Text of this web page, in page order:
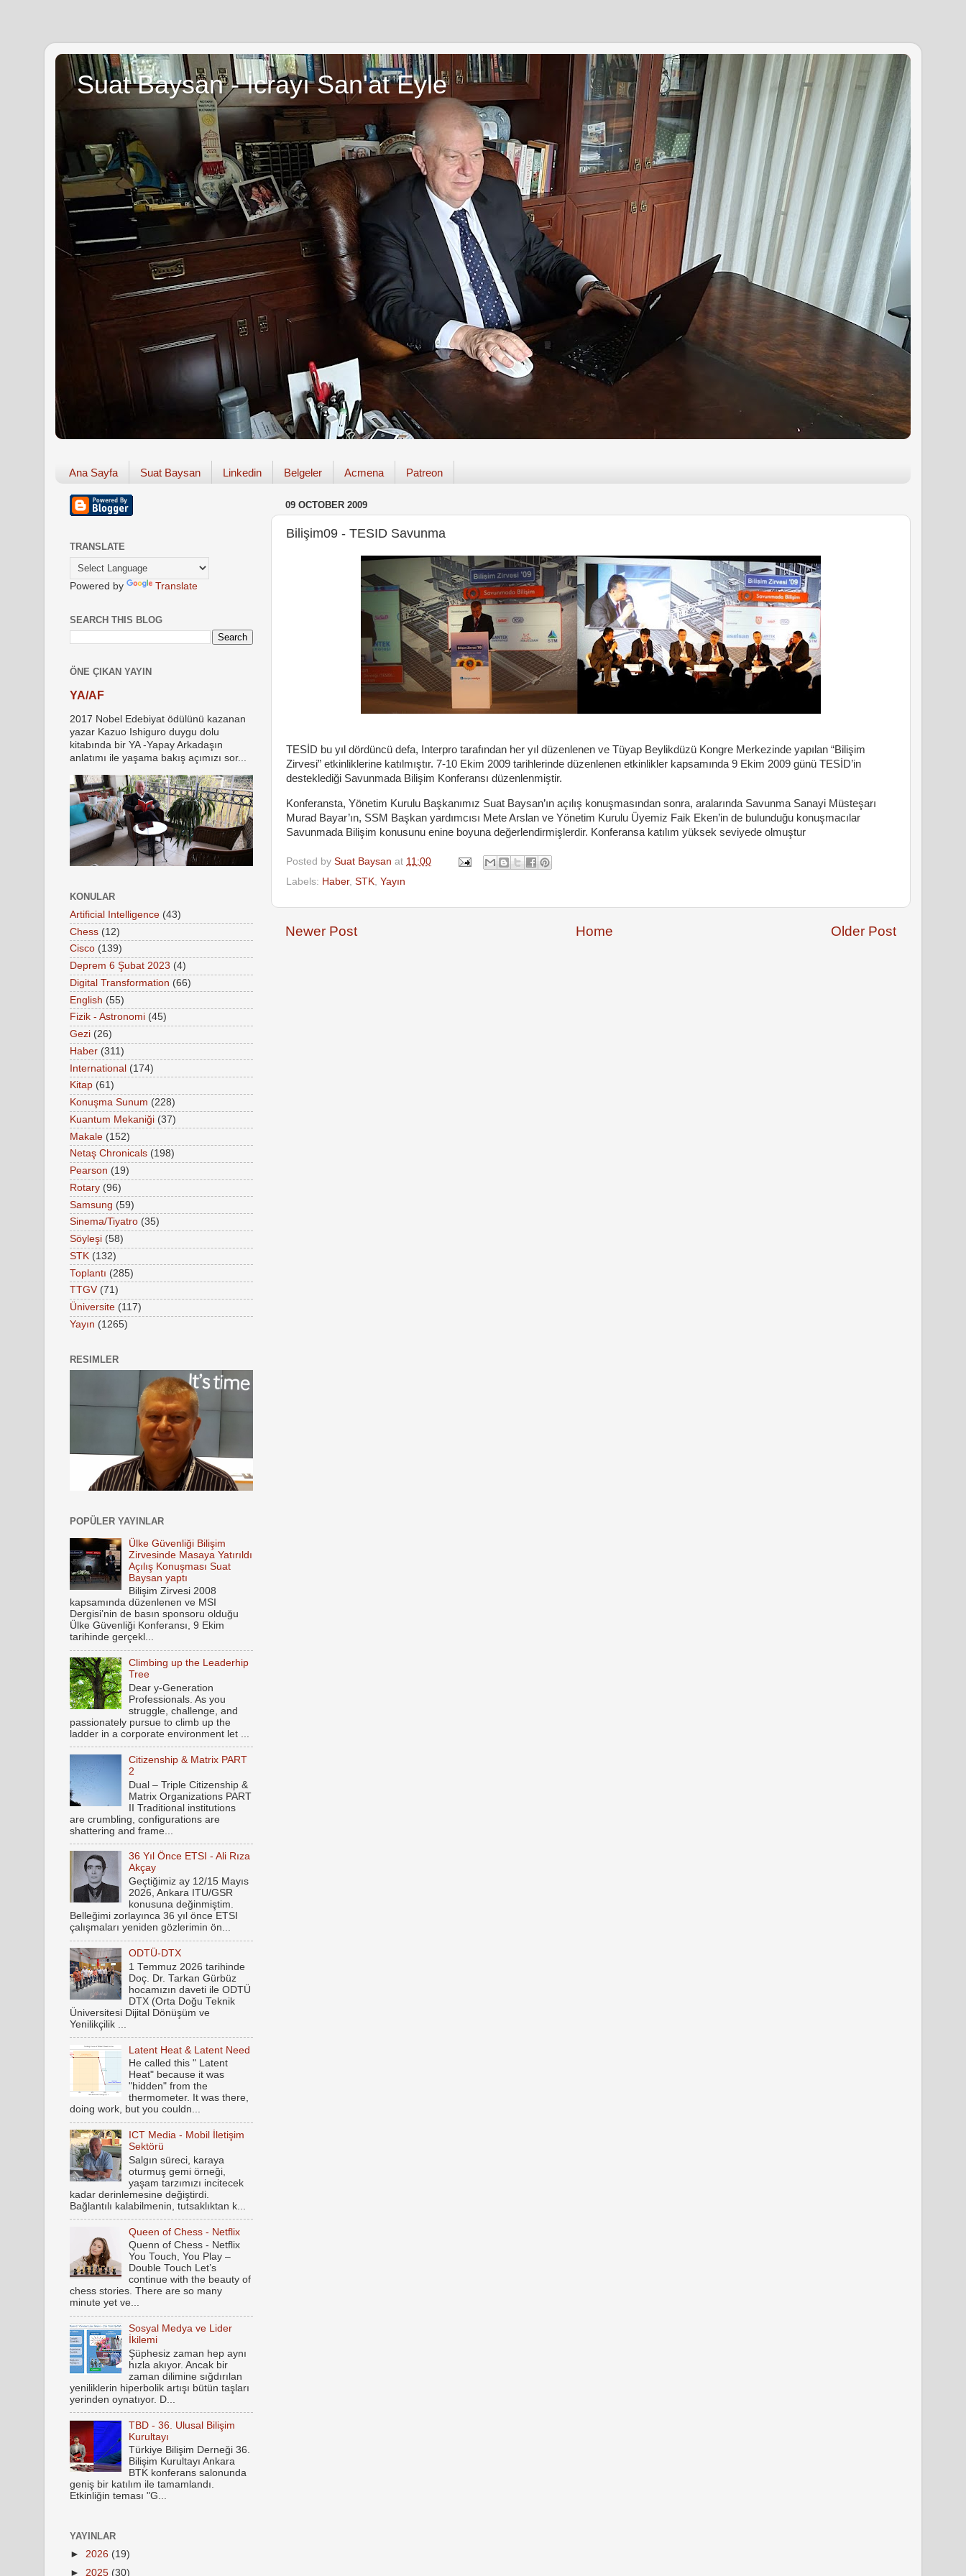
Suat Baysan - İcrayı San'at Eyle
Ana Sayfa Suat Baysan Linkedin Belgeler Acmena Patreon
09 OCTOBER 2009
Bilişim09 - TESID Savunma
TESİD bu yıl dördüncü defa, Interpro tarafından her yıl düzenlenen ve Tüyap Beylikdüzü Kongre Merkezinde yapılan “Bilişim
Zirvesi” etkinliklerine katılmıştır. 7-10 Ekim 2009 tarihlerinde düzenlenen etkinlikler kapsamında 9 Ekim 2009 günü TESİD’in
desteklediği Savunmada Bilişim Konferansı düzenlenmiştir.
Konferansta, Yönetim Kurulu Başkanımız Suat Baysan’ın açılış konuşmasından sonra, aralarında Savunma Sanayi Müsteşarı
Murad Bayar’ın, SSM Başkan yardımcısı Mete Arslan ve Yönetim Kurulu Üyemiz Faik Eken’in de bulunduğu konuşmacılar
Savunmada Bilişim konusunu enine boyuna değerlendirmişlerdir. Konferansa katılım yüksek seviyede olmuştur
Posted by Suat Baysan at 11:00
Labels: Haber, STK Yayın
Newer Post Older Post
Home
TRANSLATE
Powered by Translate
SEARCH THIS BLOG
ÖNE ÇIKAN YAYIN
YA/AF
2017 Nobel Edebiyat ödülünü kazanan
yazar Kazuo Ishiguro duygu dolu
kitabında bir YA -Yapay Arkadaşın
anlatımı ile yaşama bakış açımızı sor...
KONULAR
Artificial Intelligence (43)
Chess (12)
Cisco (139)
Deprem 6 Şubat 2023 (4)
Digital Transformation (66)
English (55)
Fizik - Astronomi (45)
Gezi (26)
Haber (311)
International (174)
Kitap (61)
Konuşma Sunum (228)
Kuantum Mekaniği (37)
Makale (152)
Netaş Chronicals (198)
Pearson (19)
Rotary (96)
Samsung (59)
Sinema/Tiyatro (35)
Söyleşi (58)
STK (132)
Toplantı (285)
TTGV (71)
Üniversite (117)
Yayın (1265)
RESIMLER
POPÜLER YAYINLAR
Ülke Güvenliği Bilişim
Zirvesinde Masaya Yatırıldı
Açılış Konuşması Suat
Baysan yaptı
Bilişim Zirvesi 2008
kapsamında düzenlenen ve MSI
Dergisi’nin de basın sponsoru olduğu
Ülke Güvenliği Konferansı, 9 Ekim
tarihinde gerçekl...
Climbing up the Leaderhip
Tree
Dear y-Generation
Professionals. As you
struggle, challenge, and
passionately pursue to climb up the
ladder in a corporate environment let ...
Citizenship & Matrix PART
2
Dual – Triple Citizenship &
Matrix Organizations PART
II Traditional institutions
are crumbling, configurations are
shattering and frame...
36 Yıl Önce ETSI - Ali Rıza
Akçay
Geçtiğimiz ay 12/15 Mayıs
2026, Ankara ITU/GSR
konusuna değinmiştim.
Belleğimi zorlayınca 36 yıl önce ETSI
çalışmaları yeniden gözlerimin ön...
ODTÜ-DTX
1 Temmuz 2026 tarihinde
Doç. Dr. Tarkan Gürbüz
hocamızın daveti ile ODTÜ
DTX (Orta Doğu Teknik
Üniversitesi Dijital Dönüşüm ve
Yenilikçilik ...
Latent Heat & Latent Need
He called this " Latent
Heat" because it was
"hidden" from the
thermometer. It was there,
doing work, but you couldn...
ICT Media - Mobil İletişim
Sektörü
Salgın süreci, karaya
oturmuş gemi örneği,
yaşam tarzımızı incitecek
kadar derinlemesine değiştirdi.
Bağlantılı kalabilmenin, tutsaklıktan k...
Queen of Chess - Netflix
Quenn of Chess - Netflix
You Touch, You Play –
Double Touch Let’s
continue with the beauty of
chess stories. There are so many
minute yet ve...
Sosyal Medya ve Lider
İkilemi
Şüphesiz zaman hep aynı
hızla akıyor. Ancak bir
zaman dilimine sığdırılan
yeniliklerin hiperbolik artışı bütün taşları
yerinden oynatıyor. D...
TBD - 36. Ulusal Bilişim
Kurultayı
Türkiye Bilişim Derneği 36.
Bilişim Kurultayı Ankara
BTK konferans salonunda
geniş bir katılım ile tamamlandı.
Etkinliğin teması "G...
YAYINLAR
► 2026 (19)
► 2025 (30)